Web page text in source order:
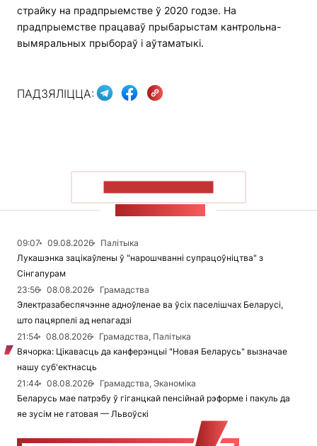
страйку на прадпрыемстве ў 2020 годзе. На
прадпрыемстве працаваў прыбарыстам кантрольна-
вымяральных прыбораў і аўтаматыкі.
ПАДЗЯЛІЦЦА:
09:07 09.08.2026
Палітыка
Лукашэнка зацікаўлены ў "нарошчванні супрацоўніцтва" з
Сінгапурам
23:56
08.08.2026
Грамадства
Электразабеспячэнне адноўленае ва ўсіх паселішчах Беларусі,
што пацярпелі ад непагадзі
21:54
08.08.2026
Грамадства, Палітыка
Вячорка: Цікавасць да канферэнцыі "Новая Беларусь" вызначае
нашу суб'ектнасць
21:44
08.08.2026
Грамадства, Эканоміка
Беларусь мае патрэбу ў гіганцкай пенсійнай рэформе і пакуль да
яе зусім не гатовая — Львоўскі